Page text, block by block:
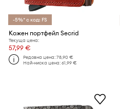
-5%* с код: FS
Кожен портфейл Secrid
Текуща цена:
57,99 €
Редовна цена:78,90 €
Най-ниска цена:61,99 €